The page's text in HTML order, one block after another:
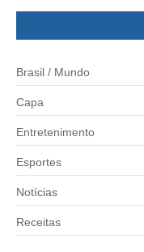
Brasil / Mundo
Capa
Entretenimento
Esportes
Notícias
Receitas